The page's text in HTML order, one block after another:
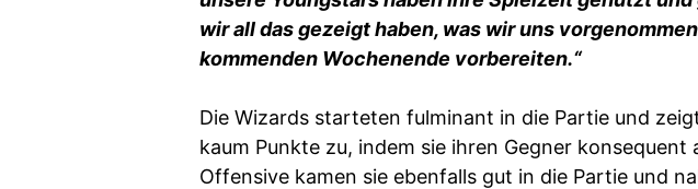
wir all das gezeigt haben, was wir uns
kommenden Wochenende vorbereiten.“
Die Wizards starteten fulminant in die Partie und
kaum Punkte zu, indem sie ihren Gegner
Offensive kamen sie ebenfalls gut in die Partie und